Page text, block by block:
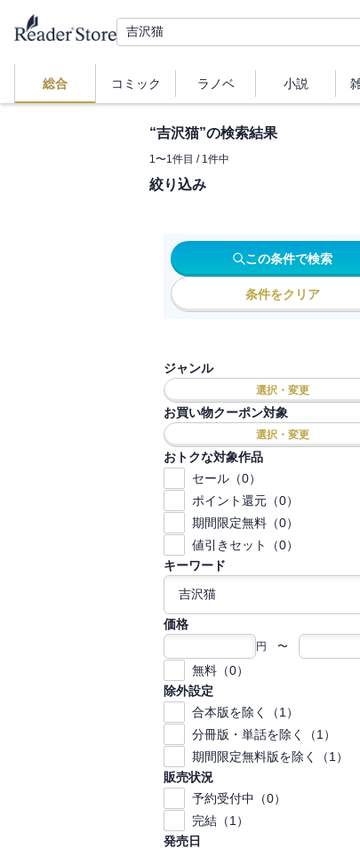
総合 コミック ラノベ 小説
“吉沢猫”の検索結果
1〜1件目 / 1件中
絞り込み
この条件で検索
条件をクリア
ジャンル
選択・変更
お買い物クーポン対象
選択・変更
おトクな対象作品
セール（0）
ポイント還元（0）
期間限定無料（0）
値引きセット（0）
キーワード
価格
円 〜
無料（0）
除外設定
合本版を除く（1）
分冊版・単話を除く（1）
期間限定無料版を除く（1）
販売状況
予約受付中（0）
完結（1）
発売日